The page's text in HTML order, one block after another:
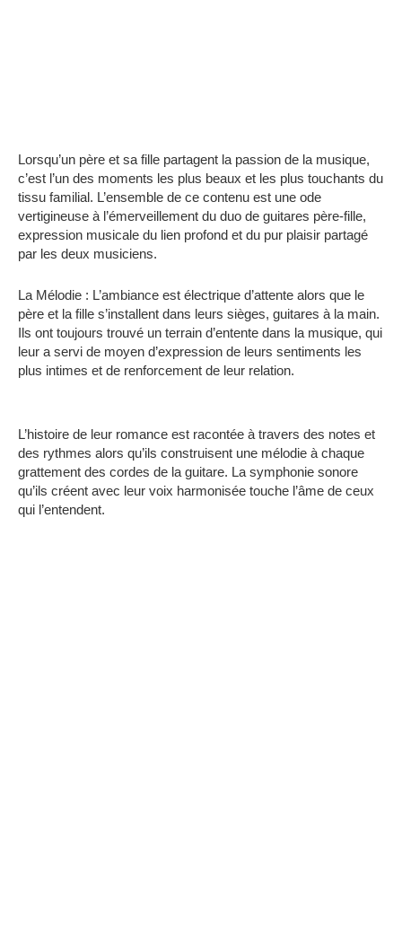
Lorsqu’un père et sa fille partagent la passion de la musique,
c’est l’un des moments les plus beaux et les plus touchants du
tissu familial. L’ensemble de ce contenu est une ode
vertigineuse à l’émerveillement du duo de guitares père-fille,
expression musicale du lien profond et du pur plaisir partagé
par les deux musiciens.
La Mélodie : L’ambiance est électrique d’attente alors que le
père et la fille s’installent dans leurs sièges, guitares à la main.
Ils ont toujours trouvé un terrain d’entente dans la musique, qui
leur a servi de moyen d’expression de leurs sentiments les
plus intimes et de renforcement de leur relation.
L’histoire de leur romance est racontée à travers des notes et
des rythmes alors qu’ils construisent une mélodie à chaque
grattement des cordes de la guitare. La symphonie sonore
qu’ils créent avec leur voix harmonisée touche l’âme de ceux
qui l’entendent.